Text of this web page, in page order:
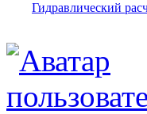
Гидравлический